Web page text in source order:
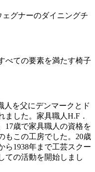
グナーのダイニングチ
べての要素を満たす椅子
人を父にデンマークとド
ました。家具職人H.F．
17歳で家具職人の資格を
もこの工房でした。20歳
ら1938年まで工芸スクー
ての活動を開始しまし